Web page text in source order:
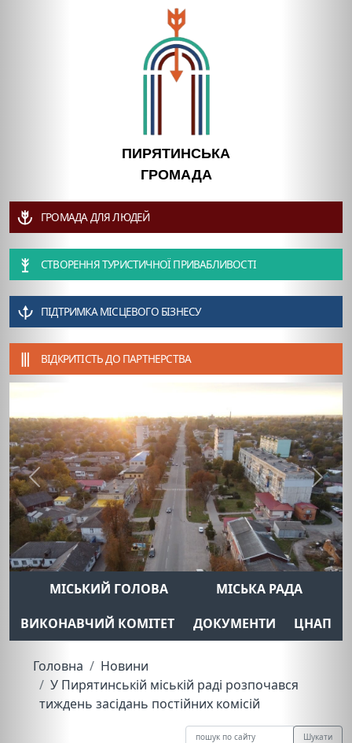
ПИРЯТИНСЬКА
ГРОМАДА
ГРОМАДА ДЛЯ ЛЮДЕЙ
СТВОРЕННЯ ТУРИСТИЧНОЇ ПРИВАБЛИВОСТІ
ПІДТРИМКА МІСЦЕВОГО БІЗНЕСУ
ВІДКРИТІСТЬ ДО ПАРТНЕРСТВА
Previous Next
МІСЬКИЙ ГОЛОВА
МІСЬКА РАДА
ВИКОНАВЧИЙ КОМІТЕТ
ДОКУМЕНТИ ЦНАП
Головна
Новини
У Пирятинській міській раді розпочався
тиждень засідань постійних комісій
Шукати